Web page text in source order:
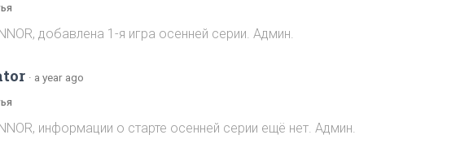
добавлена 1-я игра осенней серии. Админ.
· a year ago
информации о старте осенней серии ещё нет. Админ.